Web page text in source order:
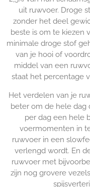
uit ruwvoer. Droge
zonder het deel
beste is om te kiezen
minimale droge stof
van je hooi of
middel van een
staat het percentage
Het verdelen van je
beter om de hele dag
per dag een hele
voermomenten in
ruwvoer in een
verlengd wordt. En
ruwvoer met
zijn nog grovere